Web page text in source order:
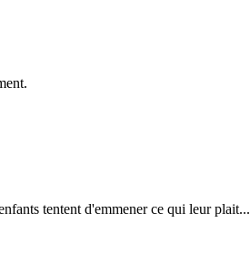
tentent d'emmener ce qui leur plait...